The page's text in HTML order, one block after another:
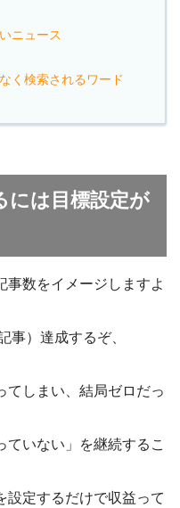
ニュース
く検索されるワード
には目標設定が
事数をイメージしますよ
事）達成するぞ、
てしまい、結局ゼロだっ
いない」を継続するこ
設定するだけで収益って